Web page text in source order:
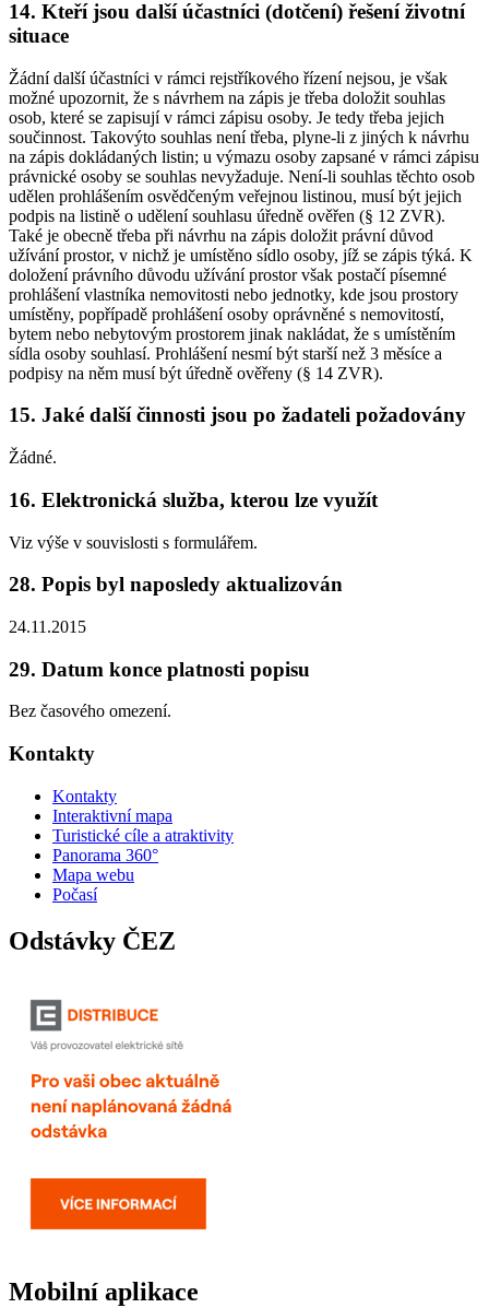
14. Kteří jsou další účastníci (dotčení) řešení životní
situace
Žádní další účastníci v rámci rejstříkového řízení nejsou, je však
možné upozornit, že s návrhem na zápis je třeba doložit souhlas
osob, které se zapisují v rámci zápisu osoby. Je tedy třeba jejich
součinnost. Takovýto souhlas není třeba, plyne-li z jiných k návrhu
na zápis dokládaných listin; u výmazu osoby zapsané v rámci zápisu
právnické osoby se souhlas nevyžaduje. Není-li souhlas těchto osob
udělen prohlášením osvědčeným veřejnou listinou, musí být jejich
podpis na listině o udělení souhlasu úředně ověřen (§ 12 ZVR).
Také je obecně třeba při návrhu na zápis doložit právní důvod
užívání prostor, v nichž je umístěno sídlo osoby, jíž se zápis týká. K
doložení právního důvodu užívání prostor však postačí písemné
prohlášení vlastníka nemovitosti nebo jednotky, kde jsou prostory
umístěny, popřípadě prohlášení osoby oprávněné s nemovitostí,
bytem nebo nebytovým prostorem jinak nakládat, že s umístěním
sídla osoby souhlasí. Prohlášení nesmí být starší než 3 měsíce a
podpisy na něm musí být úředně ověřeny (§ 14 ZVR).
15. Jaké další činnosti jsou po žadateli požadovány
Žádné.
16. Elektronická služba, kterou lze využít
Viz výše v souvislosti s formulářem.
28. Popis byl naposledy aktualizován
24.11.2015
29. Datum konce platnosti popisu
Bez časového omezení.
Kontakty
Kontakty
Interaktivní mapa
Turistické cíle a atraktivity
Panorama 360°
Mapa webu
Počasí
Odstávky ČEZ
Mobilní aplikace